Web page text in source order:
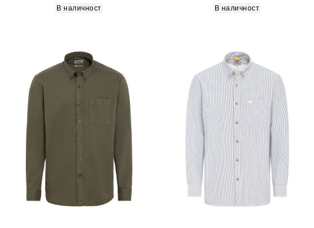
В наличност В наличност